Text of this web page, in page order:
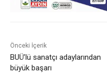
Önceki İçerik
BUÜ’lü sanatçı adaylarından
büyük başarı